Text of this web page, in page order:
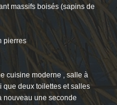
massifs boisés (sapins de
pierres
cuisine moderne , salle à
que deux toilettes et salles
nouveau une seconde